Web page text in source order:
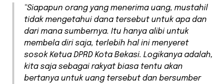
“Siapapun orang yang menerima uang, mustahil
tidak mengetahui dana tersebut untuk apa dan
dari mana sumbernya. Itu hanya alibi untuk
membela diri saja, terlebih hal ini menyeret
sosok Ketua DPRD Kota Bekasi. Logikanya adalah,
kita saja sebagai rakyat biasa tentu akan
bertanya untuk uang tersebut dan bersumber